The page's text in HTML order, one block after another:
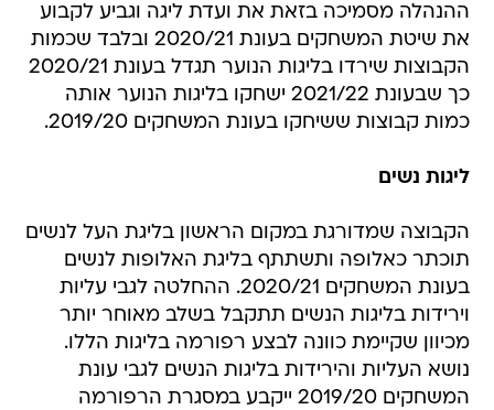
ההנהלה מסמיכה בזאת את ועדת ליגה וגביע לקבוע
את שיטת המשחקים בעונת 2020/21 ובלבד שכמות
הקבוצות שירדו בליגות הנוער תגדל בעונת 2020/21
כך שבעונת 2021/22 ישחקו בליגות הנוער אותה
כמות קבוצות ששיחקו בעונת המשחקים 2019/20.
ליגות נשים
הקבוצה שמדורגת במקום הראשון בליגת העל לנשים
תוכתר כאלופה ותשתתף בליגת האלופות לנשים
בעונת המשחקים 2020/21. ההחלטה לגבי עליות
וירידות בליגות הנשים תתקבל בשלב מאוחר יותר
מכיוון שקיימת כוונה לבצע רפורמה בליגות הללו.
נושא העליות והירידות בליגות הנשים לגבי עונת
המשחקים 2019/20 ייקבע במסגרת הרפורמה